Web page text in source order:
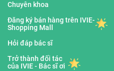
Chuyên khoa
Đăng ký bán hàng trên IVIE-
Shopping Mall
Hỏi đáp bác sĩ
Trở thành đối tác
của IVIE - Bác sĩ ơi